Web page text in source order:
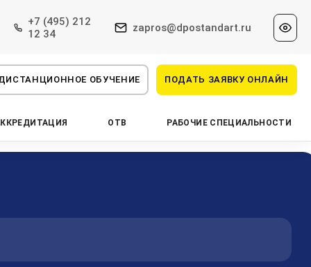
+7 (495) 212
12 34
zapros@dpostandart.ru
ОБУЧЕНИЕ ПОДАТЬ ЗАЯВКУ ОНЛАЙН
ОТВ РАБОЧИЕ СПЕЦИАЛЬНОСТИ